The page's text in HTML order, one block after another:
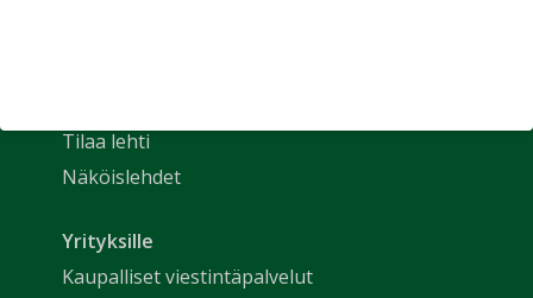
Tilaa lehti
Näköislehdet
Yrityksille
Kaupalliset viestintäpalvelut